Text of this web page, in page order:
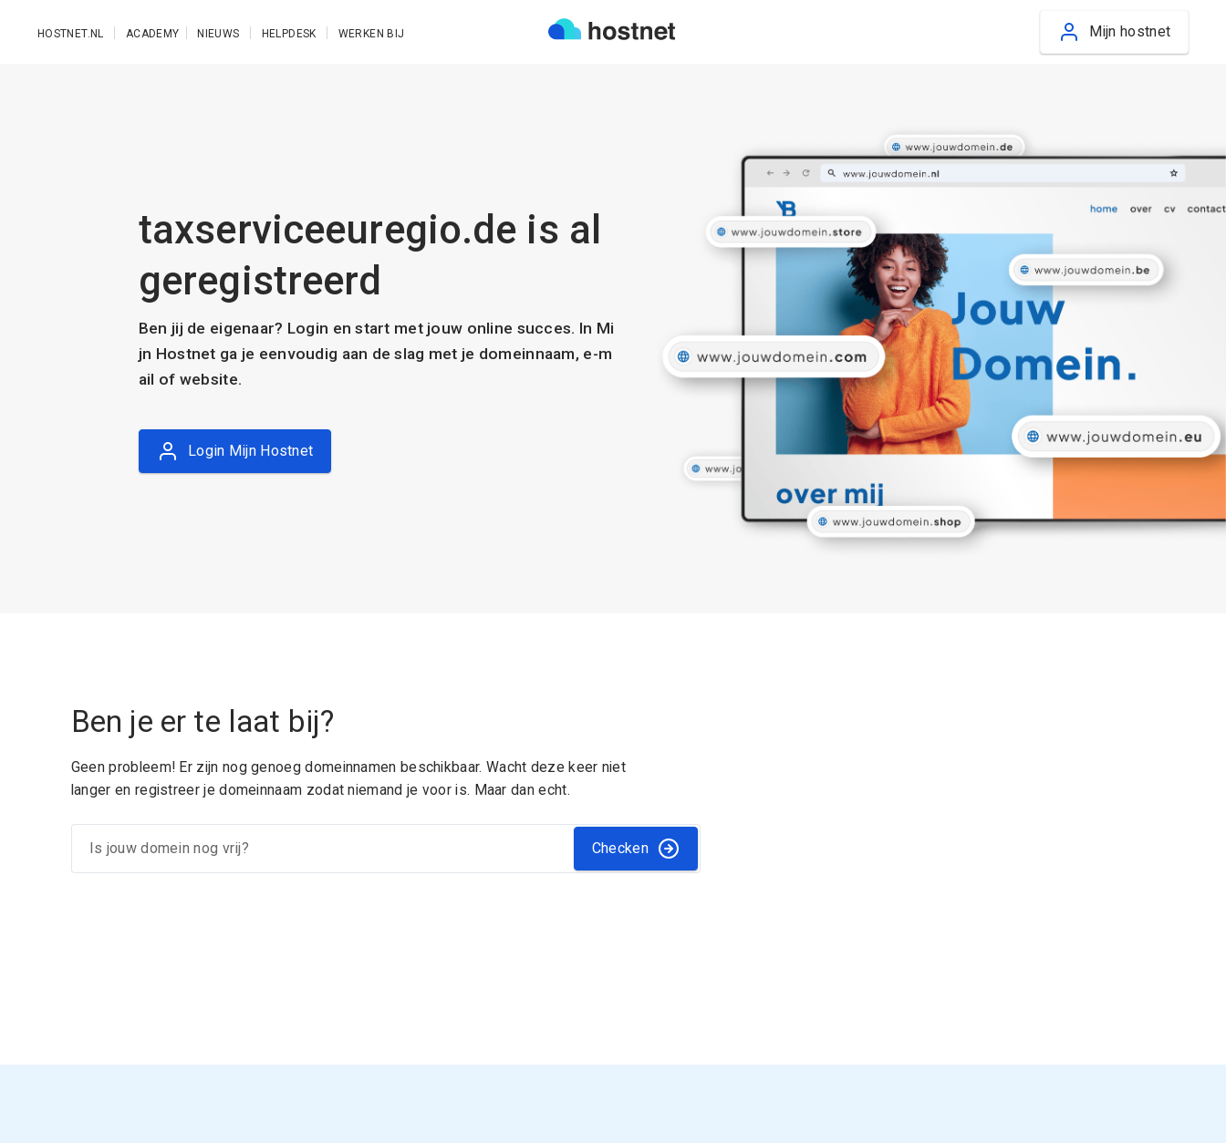
HOSTNET.NL ACADEMY NIEUWS HELPDESK WERKEN BIJ Mijn hostnet
taxserviceeuregio.de is al
geregistreerd
Ben jij de eigenaar? Login en start met jouw online succes. In Mi
jn Hostnet ga je eenvoudig aan de slag met je domeinnaam, e-m
ail of website.
Login Mijn Hostnet
Ben je er te laat bij?
Geen probleem! Er zijn nog genoeg domeinnamen beschikbaar. Wacht deze keer niet
langer en registreer je domeinnaam zodat niemand je voor is. Maar dan echt.
Checken